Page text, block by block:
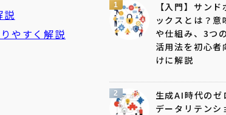
説
やすく解説
1
【入門】サンド
ックスとは？意
や仕組み、3つの
活用法を初心者
けに解説
2
生成AI時代のゼ
データリテンシ